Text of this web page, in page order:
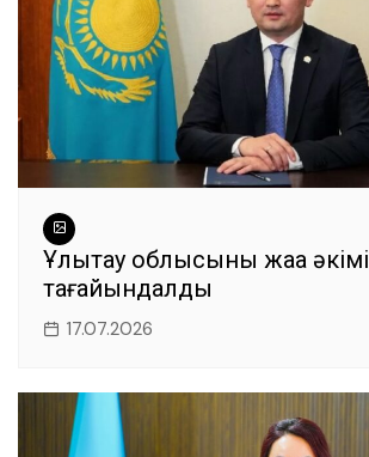
Ұлытау облысының жаңа әкімі
тағайындалды
17.07.2026